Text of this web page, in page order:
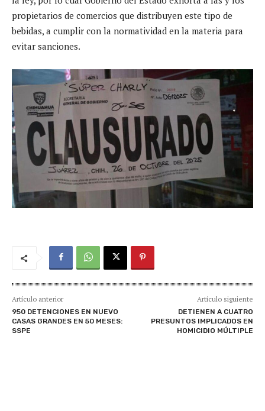
propietarios de comercios que distribuyen este tipo de
bebidas, a cumplir con la normatividad en la materia para
evitar sanciones.
Artículo anterior
950 DETENCIONES EN NUEVO
CASAS GRANDES EN 50 MESES:
SSPE
Artículo siguiente
DETIENEN A CUATRO
PRESUNTOS IMPLICADOS EN
HOMICIDIO MÚLTIPLE